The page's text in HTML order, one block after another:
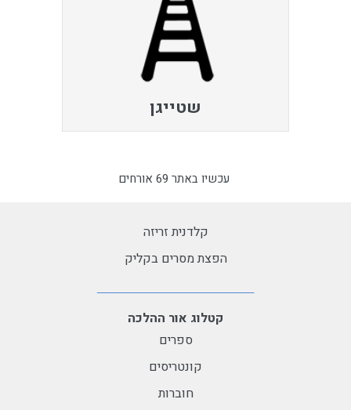
שטייגן
עכשיו באתר 69 אורחים
קלדנית זריזה
הפצת מסרים בקליק
קטלוג אור ההלכה
ספרים
קונטריסים
חוברות